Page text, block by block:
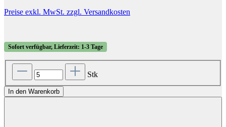
Preise exkl. MwSt. zzgl. Versandkosten
Sofort verfügbar, Lieferzeit: 1-3 Tage
Stk
In den Warenkorb